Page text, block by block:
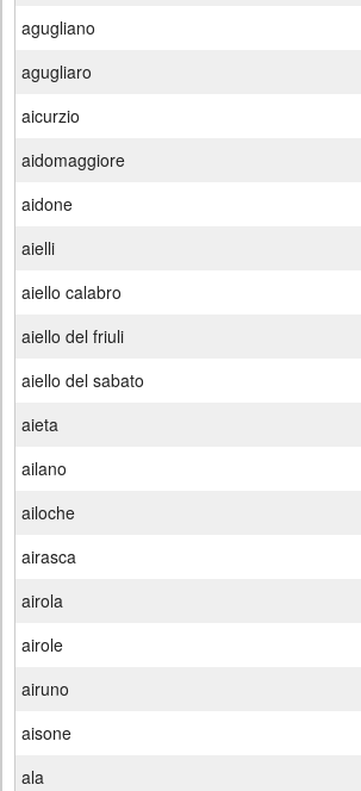
agugliano
agugliaro
aicurzio
aidomaggiore
aidone
aielli
aiello calabro
aiello del friuli
aiello del sabato
aieta
ailano
ailoche
airasca
airola
airole
airuno
aisone
ala